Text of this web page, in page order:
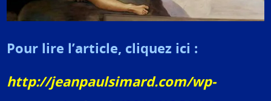
Pour lire l’article, cliquez ici :
http://jeanpaulsimard.com/wp-